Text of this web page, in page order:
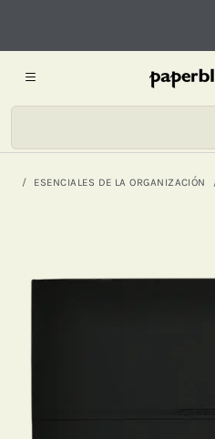
ESENCIALES DE LA ORGANIZACIÓN